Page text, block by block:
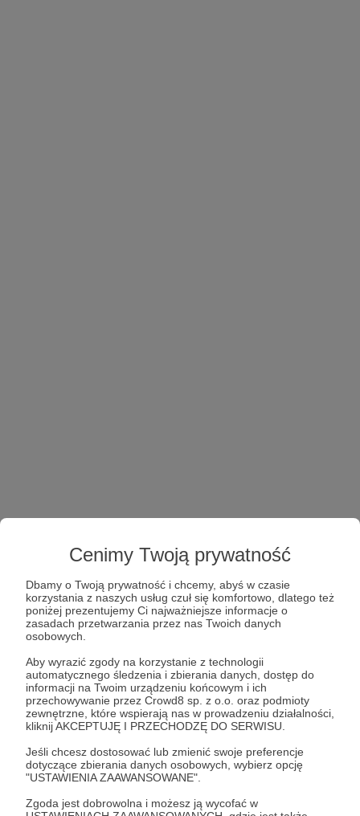
Cenimy Twoją prywatność
Dbamy o Twoją prywatność i chcemy, abyś w czasie
korzystania z naszych usług czuł się komfortowo, dlatego też
poniżej prezentujemy Ci najważniejsze informacje o
zasadach przetwarzania przez nas Twoich danych
osobowych.
Aby wyrazić zgody na korzystanie z technologii
automatycznego śledzenia i zbierania danych, dostęp do
informacji na Twoim urządzeniu końcowym i ich
przechowywanie przez Crowd8 sp. z o.o. oraz podmioty
zewnętrzne, które wspierają nas w prowadzeniu działalności,
kliknij AKCEPTUJĘ I PRZECHODZĘ DO SERWISU.
Jeśli chcesz dostosować lub zmienić swoje preferencje
dotyczące zbierania danych osobowych, wybierz opcję
"USTAWIENIA ZAAWANSOWANE".
Zgoda jest dobrowolna i możesz ją wycofać w